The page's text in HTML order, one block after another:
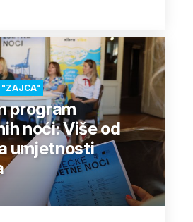
"ZAJCA"
program
noći: Više od
umjetnosti